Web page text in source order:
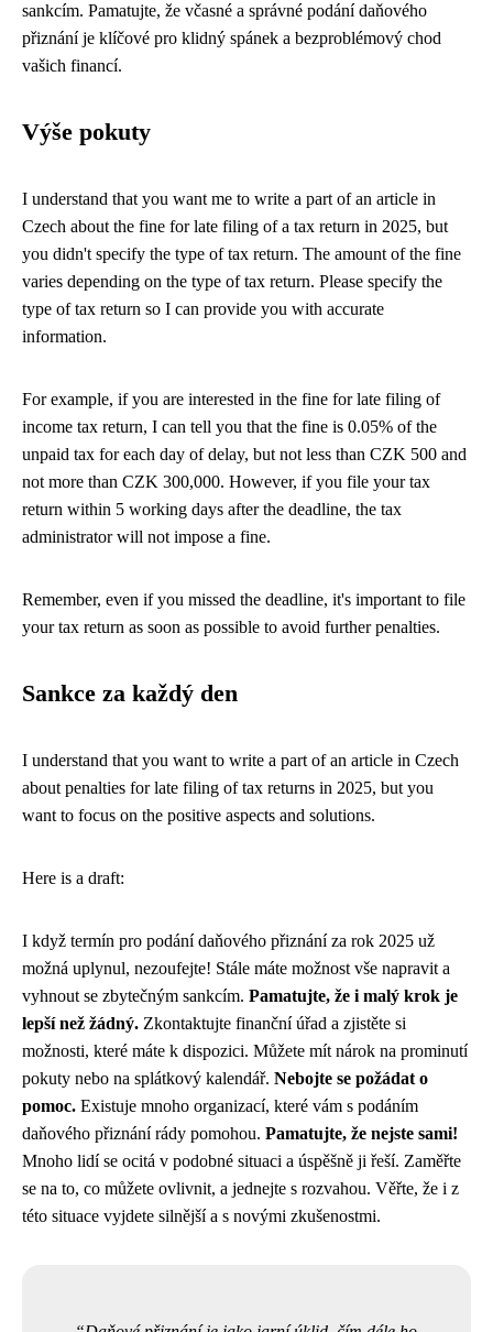
sankcím. Pamatujte, že včasné a správné podání daňového
přiznání je klíčové pro klidný spánek a bezproblémový chod
vašich financí.
Výše pokuty
I understand that you want me to write a part of an article in
Czech about the fine for late filing of a tax return in 2025, but
you didn't specify the type of tax return. The amount of the fine
varies depending on the type of tax return. Please specify the
type of tax return so I can provide you with accurate
information.
For example, if you are interested in the fine for late filing of
income tax return, I can tell you that the fine is 0.05% of the
unpaid tax for each day of delay, but not less than CZK 500 and
not more than CZK 300,000. However, if you file your tax
return within 5 working days after the deadline, the tax
administrator will not impose a fine.
Remember, even if you missed the deadline, it's important to file
your tax return as soon as possible to avoid further penalties.
Sankce za každý den
I understand that you want to write a part of an article in Czech
about penalties for late filing of tax returns in 2025, but you
want to focus on the positive aspects and solutions.
Here is a draft:
I když termín pro podání daňového přiznání za rok 2025 už
možná uplynul, nezoufejte! Stále máte možnost vše napravit a
vyhnout se zbytečným sankcím. Pamatujte, že i malý krok je
lepší než žádný. Zkontaktujte finanční úřad a zjistěte si
možnosti, které máte k dispozici. Můžete mít nárok na prominutí
pokuty nebo na splátkový kalendář. Nebojte se požádat o
pomoc. Existuje mnoho organizací, které vám s podáním
daňového přiznání rády pomohou. Pamatujte, že nejste sami!
Mnoho lidí se ocitá v podobné situaci a úspěšně ji řeší. Zaměřte
se na to, co můžete ovlivnit, a jednejte s rozvahou. Věřte, že i z
této situace vyjdete silnější a s novými zkušenostmi.